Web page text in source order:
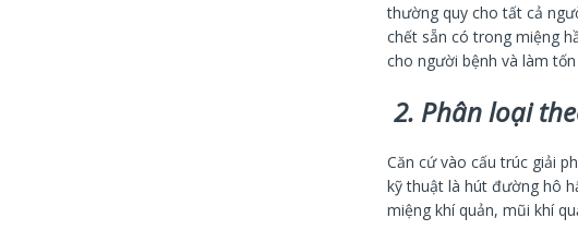
thường quy cho tất cả
chết sẵn có trong miệng
cho người bệnh và làm
2. Phân loại
Căn cứ vào cấu trúc giải
kỹ thuật là hút đường hô
miệng khí quản, mũi khí